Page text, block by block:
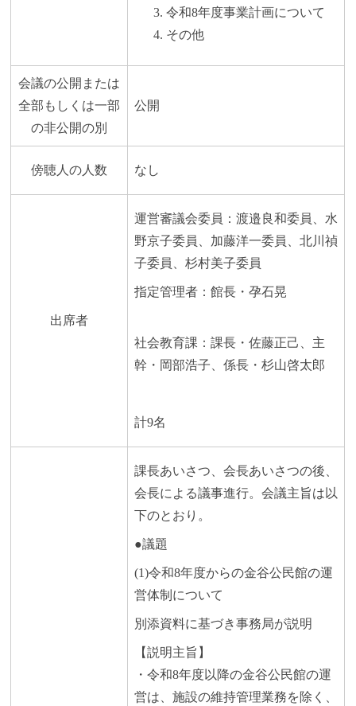
令和8年度事業計画について
その他
会議の公開または
全部もしくは一部
の非公開の別
公開
傍聴人の人数 なし
出席者
運営審議会委員：渡邉良和委員、水
野京子委員、加藤洋一委員、北川禎
子委員、杉村美子委員
指定管理者：館長・孕石晃
社会教育課：課長・佐藤正己、主
幹・岡部浩子、係長・杉山啓太郎
計9名
課長あいさつ、会長あいさつの後、
会長による議事進行。会議主旨は以
下のとおり。
●議題
(1)令和8年度からの金谷公民館の運
営体制について
別添資料に基づき事務局が説明
【説明主旨】
・令和8年度以降の金谷公民館の運
営は、施設の維持管理業務を除く、